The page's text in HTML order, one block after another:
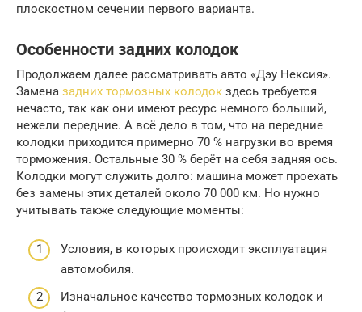
плоскостном сечении первого варианта.
Особенности задних колодок
Продолжаем далее рассматривать авто «Дэу Нексия».
Замена задних тормозных колодок здесь требуется
нечасто, так как они имеют ресурс немного больший,
нежели передние. А всё дело в том, что на передние
колодки приходится примерно 70 % нагрузки во время
торможения. Остальные 30 % берёт на себя задняя ось.
Колодки могут служить долго: машина может проехать
без замены этих деталей около 70 000 км. Но нужно
учитывать также следующие моменты:
Условия, в которых происходит эксплуатация
автомобиля.
Изначальное качество тормозных колодок и